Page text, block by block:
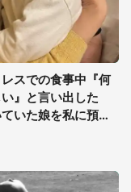
レスでの食事中『何
』と言い出した
いた娘を私に預け
（千葉県・40代女